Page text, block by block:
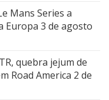
Mans Series a
Europa 3 de agosto
quebra jejum de
Road America 2 de